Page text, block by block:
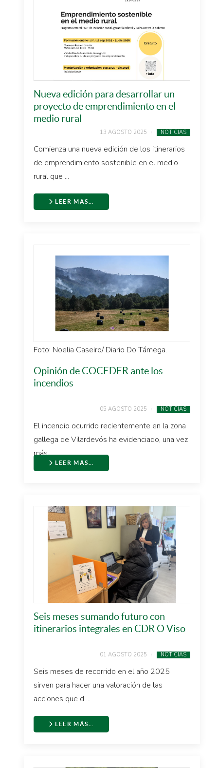
Nueva edición para desarrollar un
proyecto de emprendimiento en el
medio rural
13 AGOSTO 2025 NOTICIAS
Comienza una nueva edición de los itinerarios
de emprendimiento sostenible en el medio
rural que ...
LEER MÁS…
Foto: Noelia Caseiro/ Diario Do Támega.
Opinión de COCEDER ante los
incendios
05 AGOSTO 2025 NOTICIAS
El incendio ocurrido recientemente en la zona
gallega de Vilardevós ha evidenciado, una vez
más ...
LEER MÁS…
Seis meses sumando futuro con
itinerarios integrales en CDR O Viso
01 AGOSTO 2025 NOTICIAS
Seis meses de recorrido en el año 2025
sirven para hacer una valoración de las
acciones que d ...
LEER MÁS…